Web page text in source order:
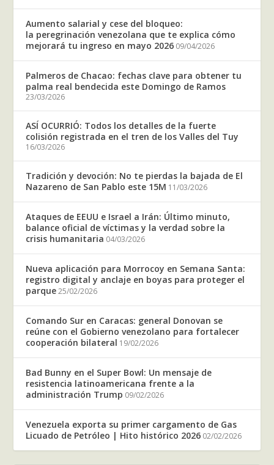
Aumento salarial y cese del bloqueo:
la peregrinación venezolana que te explica cómo
mejorará tu ingreso en mayo 2026 09/04/2026
Palmeros de Chacao: fechas clave para obtener tu
palma real bendecida este Domingo de Ramos
23/03/2026
ASÍ OCURRIÓ: Todos los detalles de la fuerte
colisión registrada en el tren de los Valles del Tuy
16/03/2026
Tradición y devoción: No te pierdas la bajada de El
Nazareno de San Pablo este 15M 11/03/2026
Ataques de EEUU e Israel a Irán: Último minuto,
balance oficial de víctimas y la verdad sobre la
crisis humanitaria 04/03/2026
Nueva aplicación para Morrocoy en Semana Santa:
registro digital y anclaje en boyas para proteger el
parque 25/02/2026
Comando Sur en Caracas: general Donovan se
reúne con el Gobierno venezolano para fortalecer
cooperación bilateral 19/02/2026
Bad Bunny en el Super Bowl: Un mensaje de
resistencia latinoamericana frente a la
administración Trump 09/02/2026
Venezuela exporta su primer cargamento de Gas
Licuado de Petróleo | Hito histórico 2026 02/02/2026